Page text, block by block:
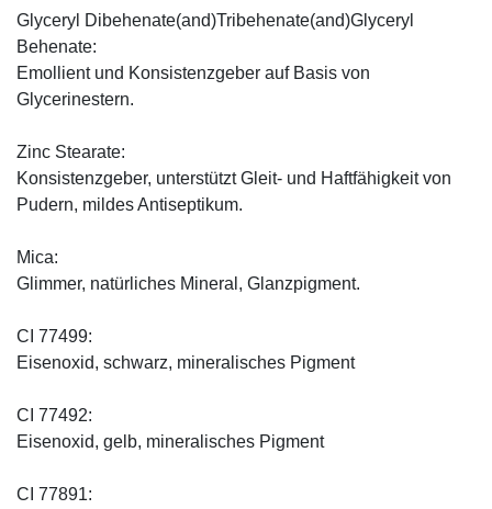
Glyceryl Dibehenate(and)Tribehenate(and)Glyceryl
Behenate:
Emollient und Konsistenzgeber auf Basis von
Glycerinestern.
Zinc Stearate:
Konsistenzgeber, unterstützt Gleit- und Haftfähigkeit von
Pudern, mildes Antiseptikum.
Mica:
Glimmer, natürliches Mineral, Glanzpigment.
CI 77499:
Eisenoxid, schwarz, mineralisches Pigment
CI 77492:
Eisenoxid, gelb, mineralisches Pigment
CI 77891: